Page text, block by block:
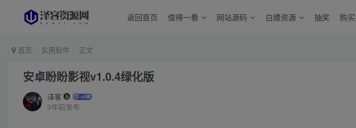
返回首页 值得一看 网站源码 白嫖资源 抽奖 购
首页 实用软件 正文
安卓盼盼影视v1.0.4绿化版
泽客
3年前发布